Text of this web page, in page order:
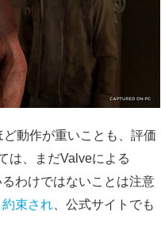
動作が重いことも、評価
は、まだValveによる
わけではないことは注意
束され 、公式サイトでも